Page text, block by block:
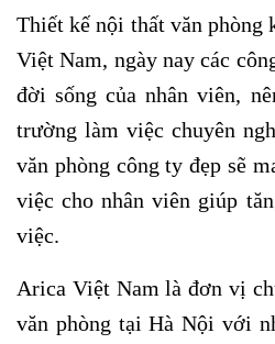
Thiết kế nội thất văn phòng
Việt Nam, ngày nay các
đời sống của nhân viên,
trường làm việc chuyên
văn phòng công ty đẹp sẽ
việc cho nhân viên giúp
việc.
Arica Việt Nam là đơn vị
văn phòng tại Hà Nội với